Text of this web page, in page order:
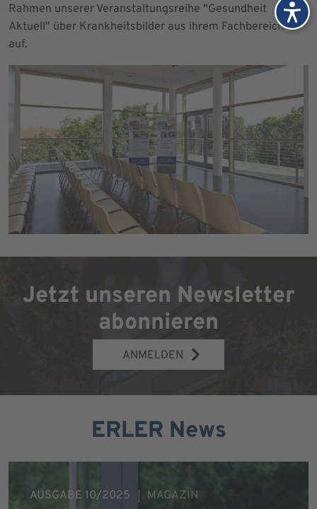
Rahmen unserer Veranstaltungsreihe "Gesundheit
Aktuell" über Krankheitsbilder aus ihrem Fachbereich
auf.
Jetzt unseren Newsletter
abonnieren
ANMELDEN
ERLER News
AUSGABE 10/2025 MAGAZIN